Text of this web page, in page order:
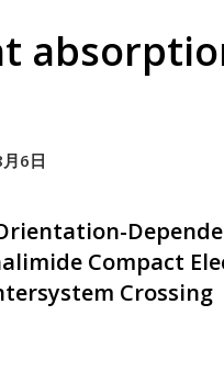
6日
Compact
Crossing